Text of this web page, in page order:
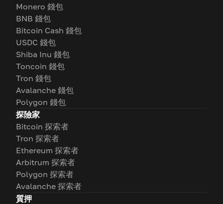
Monero 錢包
BNB 錢包
Bitcoin Cash 錢包
USDC 錢包
Shiba Inu 錢包
Toncoin 錢包
Tron 錢包
Avalanche 錢包
Polygon 錢包
探險家
Bitcoin 探索者
Tron 探索者
Ethereum 探索者
Arbitrum 探索者
Polygon 探索者
Avalanche 探索者
質押